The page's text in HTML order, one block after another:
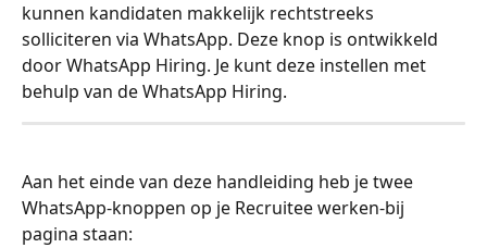
kunnen kandidaten makkelijk rechtstreeks
solliciteren via WhatsApp. Deze knop is ontwikkeld
door WhatsApp Hiring. Je kunt deze instellen met
behulp van de WhatsApp Hiring.
Aan het einde van deze handleiding heb je twee
WhatsApp-knoppen op je Recruitee werken-bij
pagina staan: